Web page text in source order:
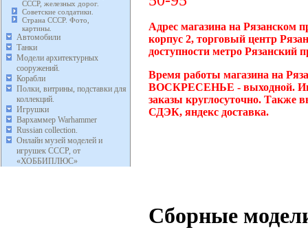
СССР, железных дорог.
Советские солдатики.
Страна СССР. Фото,
картины.
Автомобили
Танки
Модели архитектурных
сооружений.
Корабли
Полки, витрины, подставки для
коллекций.
Игрушки
Вархаммер Warhammer
Russian collection.
Онлайн музей моделей и
игрушек СССР, от
«ХОББИПЛЮС»
Адрес магазина на Рязанском
корпус 2, торговый центр
доступности метро Рязанский
Время работы магазина на
ВОСКРЕСЕНЬЕ - выходной.
заказы круглосуточно. Также
СДЭК, яндекс доставка.
Сборные